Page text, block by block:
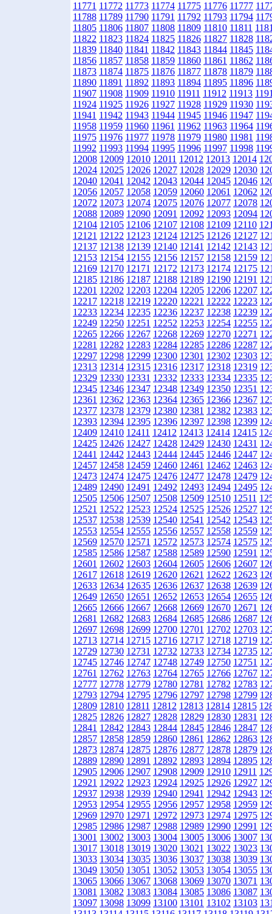
11771 11772 11773 11774 11775 11776 11777
11788 11789 11790 11791 11792 11793 11794
11805 11806 11807 11808 11809 11810 11811
11822 11823 11824 11825 11826 11827 11828
11839 11840 11841 11842 11843 11844 11845
11856 11857 11858 11859 11860 11861 11862
11873 11874 11875 11876 11877 11878 11879
11890 11891 11892 11893 11894 11895 11896
11907 11908 11909 11910 11911 11912 11913
11924 11925 11926 11927 11928 11929 11930
11941 11942 11943 11944 11945 11946 11947
11958 11959 11960 11961 11962 11963 11964
11975 11976 11977 11978 11979 11980 11981
11992 11993 11994 11995 11996 11997 11998
12008 12009 12010 12011 12012 12013 12014
12024 12025 12026 12027 12028 12029 12030
12040 12041 12042 12043 12044 12045 12046
12056 12057 12058 12059 12060 12061 12062
12072 12073 12074 12075 12076 12077 12078
12088 12089 12090 12091 12092 12093 12094
12104 12105 12106 12107 12108 12109 12110
12121 12122 12123 12124 12125 12126 12127
12137 12138 12139 12140 12141 12142 12143
12153 12154 12155 12156 12157 12158 12159
12169 12170 12171 12172 12173 12174 12175
12185 12186 12187 12188 12189 12190 12191
12201 12202 12203 12204 12205 12206 12207
12217 12218 12219 12220 12221 12222 12223
12233 12234 12235 12236 12237 12238 12239
12249 12250 12251 12252 12253 12254 12255
12265 12266 12267 12268 12269 12270 12271
12281 12282 12283 12284 12285 12286 12287
12297 12298 12299 12300 12301 12302 12303
12313 12314 12315 12316 12317 12318 12319
12329 12330 12331 12332 12333 12334 12335
12345 12346 12347 12348 12349 12350 12351
12361 12362 12363 12364 12365 12366 12367
12377 12378 12379 12380 12381 12382 12383
12393 12394 12395 12396 12397 12398 12399
12409 12410 12411 12412 12413 12414 12415
12425 12426 12427 12428 12429 12430 12431
12441 12442 12443 12444 12445 12446 12447
12457 12458 12459 12460 12461 12462 12463
12473 12474 12475 12476 12477 12478 12479
12489 12490 12491 12492 12493 12494 12495
12505 12506 12507 12508 12509 12510 12511
12521 12522 12523 12524 12525 12526 12527
12537 12538 12539 12540 12541 12542 12543
12553 12554 12555 12556 12557 12558 12559
12569 12570 12571 12572 12573 12574 12575
12585 12586 12587 12588 12589 12590 12591
12601 12602 12603 12604 12605 12606 12607
12617 12618 12619 12620 12621 12622 12623
12633 12634 12635 12636 12637 12638 12639
12649 12650 12651 12652 12653 12654 12655
12665 12666 12667 12668 12669 12670 12671
12681 12682 12683 12684 12685 12686 12687
12697 12698 12699 12700 12701 12702 12703
12713 12714 12715 12716 12717 12718 12719
12729 12730 12731 12732 12733 12734 12735
12745 12746 12747 12748 12749 12750 12751
12761 12762 12763 12764 12765 12766 12767
12777 12778 12779 12780 12781 12782 12783
12793 12794 12795 12796 12797 12798 12799
12809 12810 12811 12812 12813 12814 12815
12825 12826 12827 12828 12829 12830 12831
12841 12842 12843 12844 12845 12846 12847
12857 12858 12859 12860 12861 12862 12863
12873 12874 12875 12876 12877 12878 12879
12889 12890 12891 12892 12893 12894 12895
12905 12906 12907 12908 12909 12910 12911
12921 12922 12923 12924 12925 12926 12927
12937 12938 12939 12940 12941 12942 12943
12953 12954 12955 12956 12957 12958 12959
12969 12970 12971 12972 12973 12974 12975
12985 12986 12987 12988 12989 12990 12991
13001 13002 13003 13004 13005 13006 13007
13017 13018 13019 13020 13021 13022 13023
13033 13034 13035 13036 13037 13038 13039
13049 13050 13051 13052 13053 13054 13055
13065 13066 13067 13068 13069 13070 13071
13081 13082 13083 13084 13085 13086 13087
13097 13098 13099 13100 13101 13102 13103